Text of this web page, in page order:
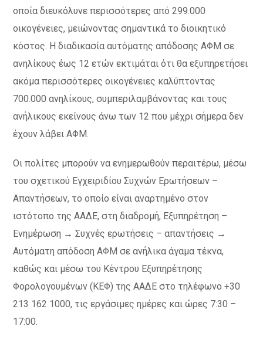
οποία διευκόλυνε περισσότερες από 299.000
οικογένειες, μειώνοντας σημαντικά το διοικητικό
κόστος. Η διαδικασία αυτόματης απόδοσης ΑΦΜ σε
ανηλίκους έως 12 ετών εκτιμάται ότι θα εξυπηρετήσει
ακόμα περισσότερες οικογένειες καλύπτοντας
700.000 ανηλίκους, συμπεριλαμβάνοντας και τους
ανήλικους εκείνους άνω των 12 που μέχρι σήμερα δεν
έχουν λάβει ΑΦΜ.
Οι πολίτες μπορούν να ενημερωθούν περαιτέρω, μέσω
του σχετικού Εγχειριδίου Συχνών Ερωτήσεων –
Απαντήσεων, το οποίο είναι αναρτημένο στον
ιστότοπο της ΑΑΔΕ, στη διαδρομή, Εξυπηρέτηση –
Ενημέρωση → Συχνές ερωτήσεις – απαντήσεις →
Αυτόματη απόδοση ΑΦΜ σε ανήλικα άγαμα τέκνα,
καθώς και μέσω του Κέντρου Εξυπηρέτησης
Φορολογουμένων (ΚΕΦ) της ΑΑΔΕ στο τηλέφωνο +30
213 162 1000, τις εργάσιμες ημέρες και ώρες 7:30 –
17:00.